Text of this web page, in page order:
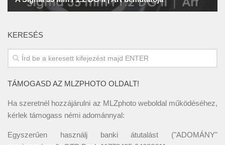
KERESÉS
TÁMOGASD AZ MLZPHOTO OLDALT!
Ha szeretnél hozzájárulni az MLZphoto weboldal működéséhez,
kérlek támogass némi adománnyal:
Egyszerűen használj banki átutalást ("ADOMÁNY"